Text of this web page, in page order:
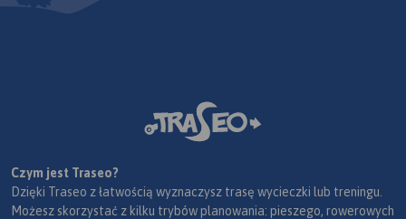
Czym jest Traseo?
Dzięki Traseo z łatwością wyznaczysz trasę wycieczki lub treningu.
Możesz skorzystać z kilku trybów planowania: pieszego, rowerowych